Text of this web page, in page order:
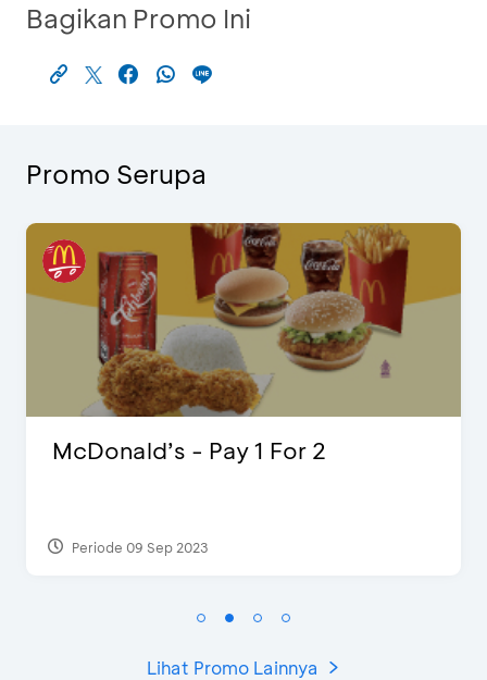
Bagikan Promo Ini
Promo Serupa
McDonald’s - Pay 1 For 2
Periode 09 Sep 2023
Lihat Promo Lainnya